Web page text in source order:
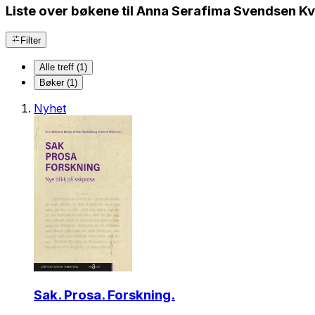
Liste over bøkene til Anna Serafima Svendsen
Filter
Alle treff (1)
Bøker (1)
Nyhet
Sak. Prosa. Forskning.